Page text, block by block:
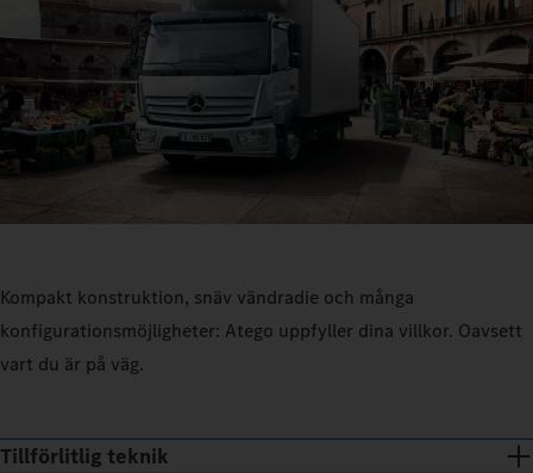
Kompakt konstruktion, snäv vändradie och många
konfigurationsmöjligheter: Atego uppfyller dina villkor. Oavsett
vart du är på väg.
Tillförlitlig teknik